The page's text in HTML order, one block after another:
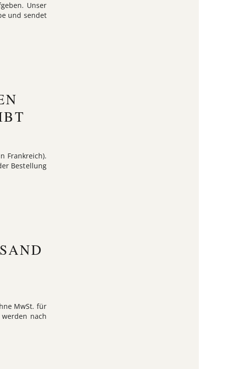
Unser
und sendet
Frankreich).
Bestellung
MwSt. für
nach